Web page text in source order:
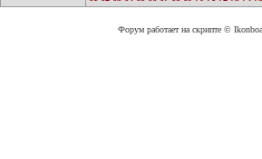
Форум работает на скрипте ©